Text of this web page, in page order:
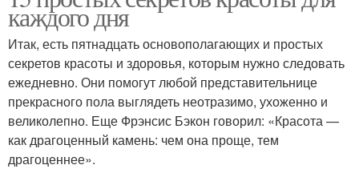
каждого дня
Итак, есть пятнадцать основополагающих и простых
секретов красоты и здоровья, которым нужно следовать
ежедневно. Они помогут любой представительнице
прекрасного пола выглядеть неотразимо, ухоженно и
великолепно. Еще Фрэнсис Бэкон говорил: «Красота —
как драгоценный камень: чем она проще, тем
драгоценнее».